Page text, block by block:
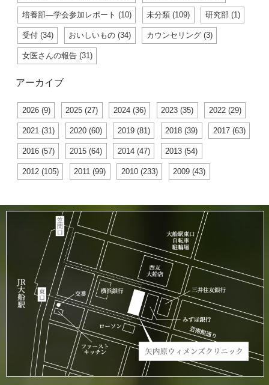
培養部―学会参加レポート (10) 未分類 (109) 研究部 (1)
受付 (34) おいしいもの (34) カウンセリング (3)
女医さんの報告 (31)
アーカイブ
2026 (9) 2025 (27) 2024 (36) 2023 (35) 2022 (29)
2021 (31) 2020 (60) 2019 (81) 2018 (39) 2017 (63)
2016 (57) 2015 (64) 2014 (47) 2013 (54)
2012 (105) 2011 (99) 2010 (233) 2009 (43)